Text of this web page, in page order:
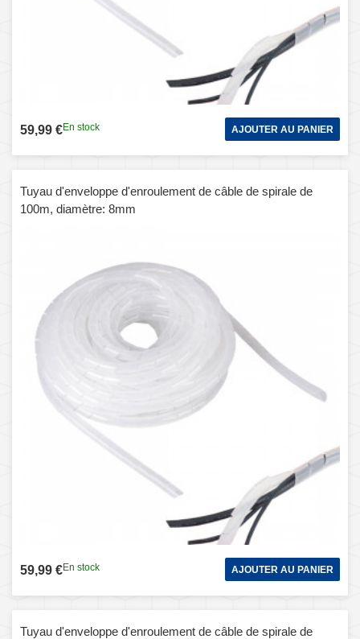
59,99 €En stock AJOUTER AU PANIER
Tuyau d'enveloppe d'enroulement de câble de spirale de
100m, diamètre: 8mm
59,99 €En stock AJOUTER AU PANIER
Tuyau d'enveloppe d'enroulement de câble de spirale de